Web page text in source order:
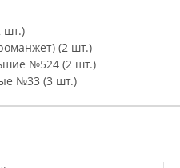
шт.)
(2 шт.)
№524 (2 шт.)
№33 (3 шт.)